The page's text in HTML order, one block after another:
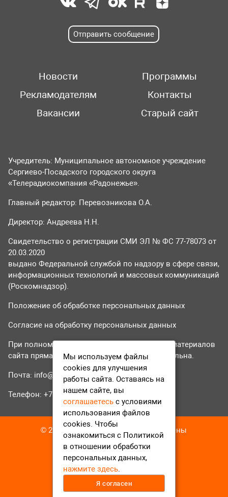
Отправить сообщение
Новости
Программы
Рекламодателям
Контакты
Вакансии
Старый сайт
Учредитель: Муниципальное автономное учреждение
Сергиево-Посадского городского округа
«Телерадиокомпания «Радонежье».
Главный редактор: Перевозникова О.А.
Директор: Андреева Н.Н.
Свидетельство о регистрации СМИ ЭЛ № ФС 77-78073 от
20.03.2020
выдано Федеральной службой по надзору в сфере связи,
информационных технологий и массовых коммуникаций
(Роскомнадзор).
Положение об обработке персональных данных
Согласие на обработку персональных данных
При полном или частичном использовании материалов
сайта прямая гиперссылка на tvr24.tv обязательна.
Почта: info@tvr24.tv
Телефон: +7 (496) 551-04-95
© 2016-2023 ТВР24 Все права защищены
Мы используем файлы
cookies для улучшения
работы сайта. Оставаясь на
нашем сайте, вы
соглашаетесь с условиями
использования файлов
cookies. Чтобы
ознакомиться с Политикой
в отношении обработки
персональных данных,
нажмите здесь.
Я согласен